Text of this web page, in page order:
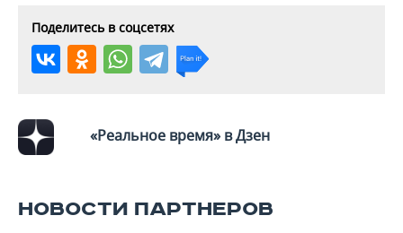
ВОДНЫЕ ВИДЫ СПОРТА
ОБРАЗОВАНИЕ
Поделитесь в соцсетях
«Реальное время» в Дзен
НОВОСТИ ПАРТНЕРОВ